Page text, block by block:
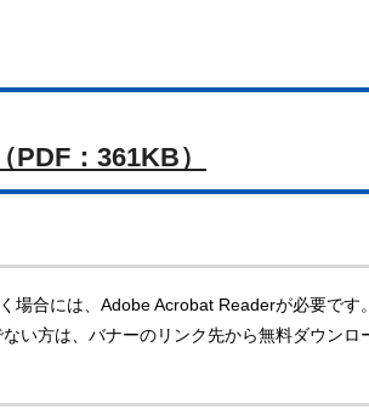
：361KB）
場合には、Adobe Acrobat Readerが必要です
い方は、バナーのリンク先から無料ダウンロ